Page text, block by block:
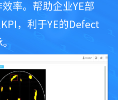
率。帮助企业YE部
，利于YE的Defect